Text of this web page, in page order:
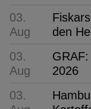
03.
Aug
den
03.
Aug
2026
03.